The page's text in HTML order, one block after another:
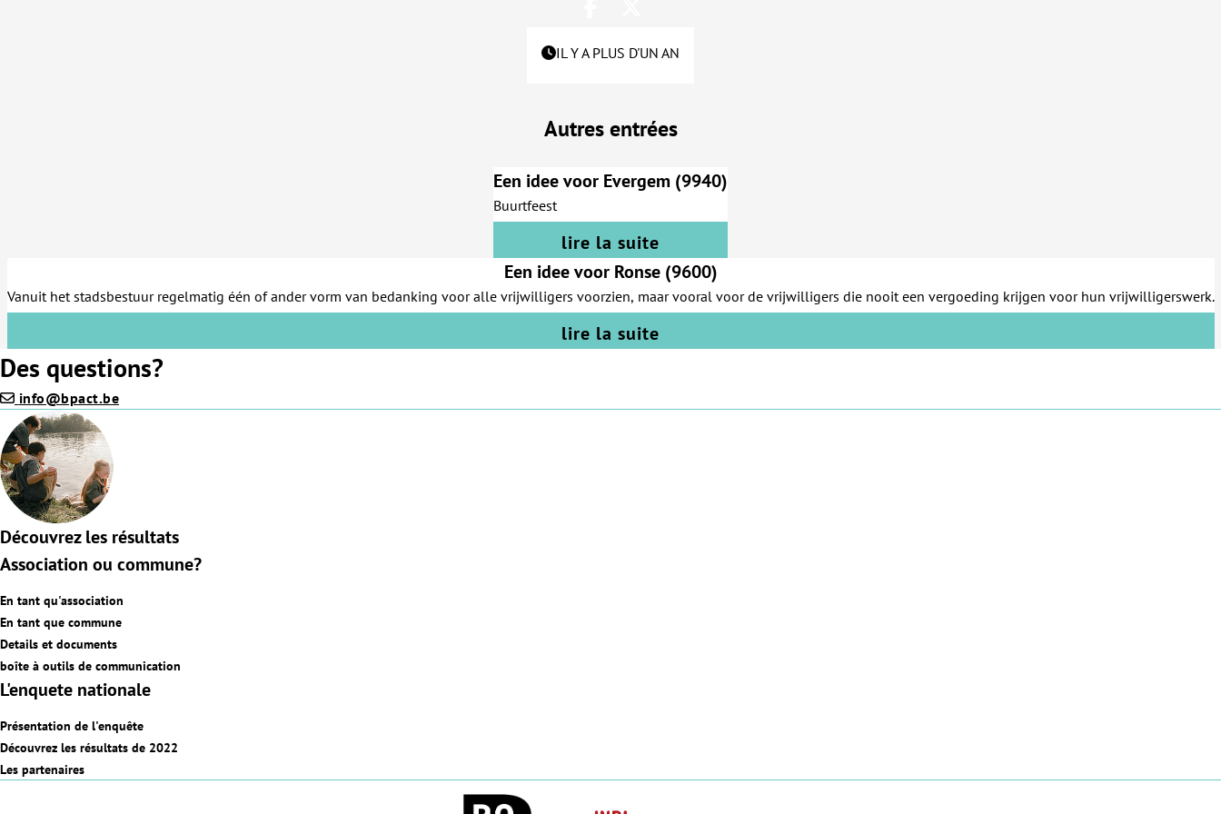
IL Y A PLUS D'UN AN
Autres entrées
Een idee voor Evergem (9940)
Buurtfeest
lire la suite
Een idee voor Ronse (9600)
Vanuit het stadsbestuur regelmatig één of ander vorm van bedanking voor alle vrijwilligers voorzien, maar vooral voor de vrijwilligers die nooit een vergoeding krijgen voor hun vrijwilligerswerk.
lire la suite
Des questions?
info@bpact.be
Découvrez les résultats
Association ou commune?
En tant qu'association
En tant que commune
Details et documents
boîte à outils de communication
L'enquete nationale
Présentation de l'enquête
Découvrez les résultats de 2022
Les partenaires